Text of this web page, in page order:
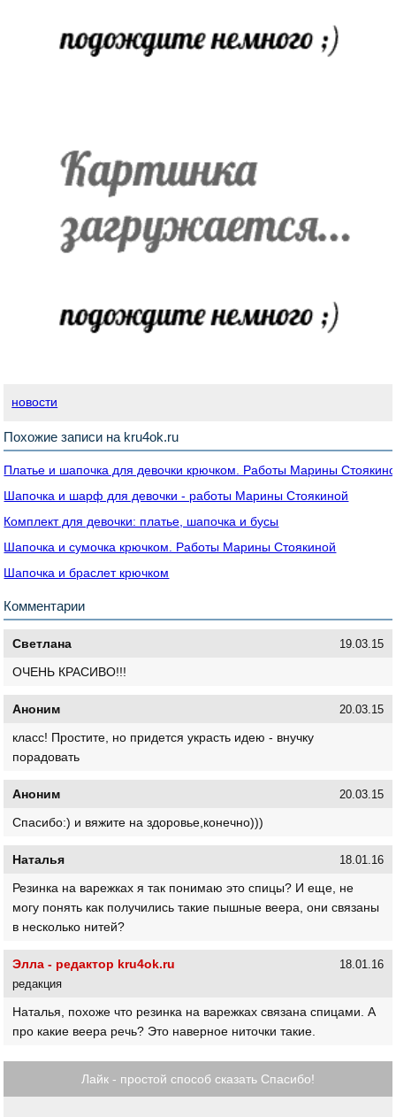
новости
Похожие записи на kru4ok.ru
Платье и шапочка для девочки крючком. Работы Марины
Шапочка и шарф для девочки - работы Марины Стоякиной
Комплект для девочки: платье, шапочка и бусы
Шапочка и сумочка крючком. Работы Марины Стоякиной
Шапочка и браслет крючком
Комментарии
Светлана 19.03.15
ОЧЕНЬ КРАСИВО!!!
Аноним 20.03.15
класс! Простите, но придется украсть идею - внучку
порадовать
Аноним 20.03.15
Спасибо:) и вяжите на здоровье,конечно)))
Наталья 18.01.16
Резинка на варежках я так понимаю это спицы? И еще, не
могу понять как получились такие пышные веера, они связаны
в несколько нитей?
Элла - редактор kru4ok.ru
редакция
18.01.16
Наталья, похоже что резинка на варежках связана спицами. А
про какие веера речь? Это наверное ниточки такие.
Лайк - простой способ сказать Спасибо!